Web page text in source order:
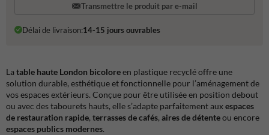
Transmettre le produit par e-mail
Délai de livraison:14-15 jours ouvrables
La table haute London bicoloreen plastique recyclé offre une
solution durable, esthétique et fonctionnelle pour l’aménagement de
vos espaces extérieurs. Conçue pour être utilisée en position debout
ou avec des tabourets hauts, elle s’adapte parfaitement auxespaces
de restauration rapide, terrasses de cafés, aires de détenteou encore
espaces publics modernes.